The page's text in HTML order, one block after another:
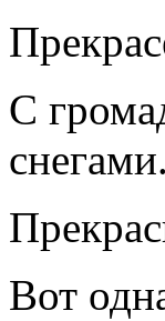
С
снегами.
Вот